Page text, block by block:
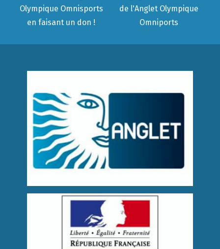
Olympique Omnisports
en faisant un don !
de l'Anglet Olympique
Omniports